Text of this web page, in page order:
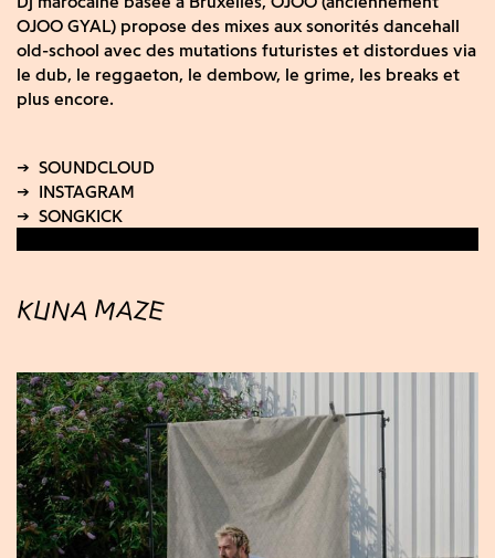
OJOO GYAL) propose des mixes aux sonorités dancehall
old-school avec des mutations futuristes et distordues via
le dub, le reggaeton, le dembow, le grime, les breaks et
plus encore.
KUNA MAZE